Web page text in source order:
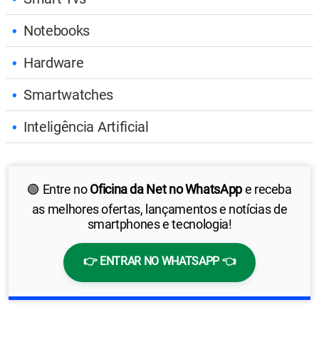
Notebooks
Hardware
Smartwatches
Inteligência Artificial
🟢 Entre noOficina da Net no WhatsAppe receba
as melhores ofertas, lançamentos e notícias de
smartphones e tecnologia!
👉 ENTRAR NO WHATSAPP 👈